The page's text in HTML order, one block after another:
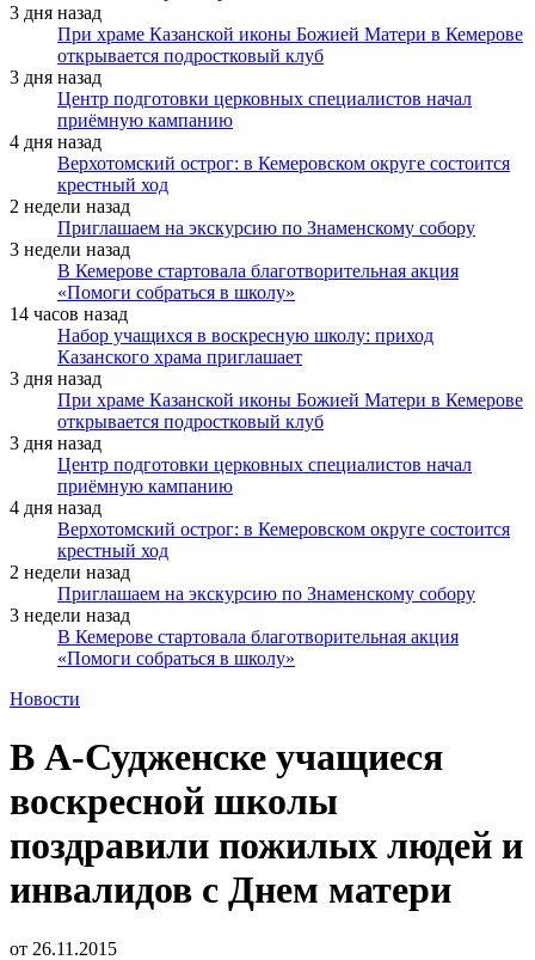
3 дня назад
При храме Казанской иконы Божией Матери в Кемерове
открывается подростковый клуб
3 дня назад
Центр подготовки церковных специалистов начал
приёмную кампанию
4 дня назад
Верхотомский острог: в Кемеровском округе состоится
крестный ход
2 недели назад
Приглашаем на экскурсию по Знаменскому собору
3 недели назад
В Кемерове стартовала благотворительная акция
«Помоги собраться в школу»
14 часов назад
Набор учащихся в воскресную школу: приход
Казанского храма приглашает
3 дня назад
При храме Казанской иконы Божией Матери в Кемерове
открывается подростковый клуб
3 дня назад
Центр подготовки церковных специалистов начал
приёмную кампанию
4 дня назад
Верхотомский острог: в Кемеровском округе состоится
крестный ход
2 недели назад
Приглашаем на экскурсию по Знаменскому собору
3 недели назад
В Кемерове стартовала благотворительная акция
«Помоги собраться в школу»
Новости
В А-Судженске учащиеся
воскресной школы
поздравили пожилых людей и
инвалидов с Днем матери
от 26.11.2015